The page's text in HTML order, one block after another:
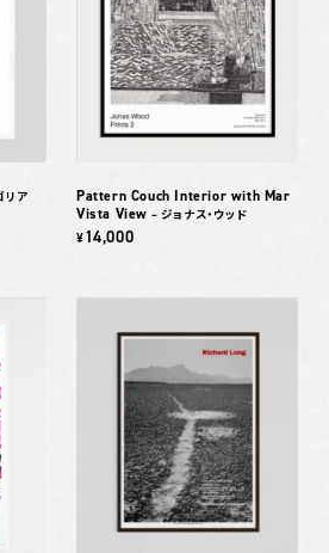
リア
Pattern Couch Interior with Mar
Vista View – ジョナス・ウッド
¥14,000